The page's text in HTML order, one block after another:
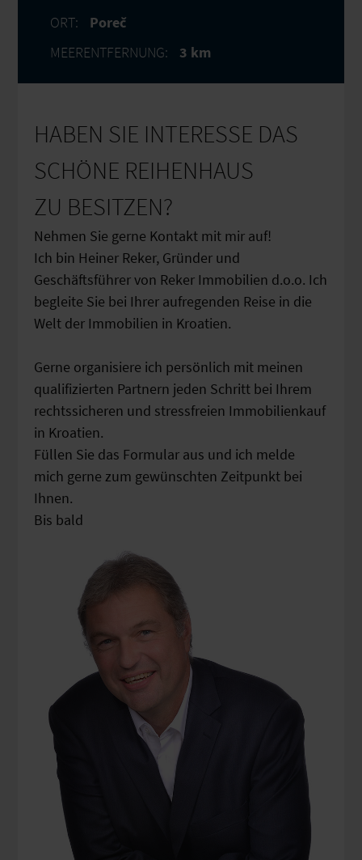
ORT:
Poreč
MEERENTFERNUNG:
3 km
HABEN SIE INTERESSE DAS
SCHÖNE REIHENHAUS
ZU BESITZEN?
Nehmen Sie gerne Kontakt mit mir auf!
Ich bin Heiner Reker, Gründer und
Geschäftsführer von Reker Immobilien d.o.o. Ich
begleite Sie bei Ihrer aufregenden Reise in die
Welt der Immobilien in Kroatien.
Gerne organisiere ich persönlich mit meinen
qualifizierten Partnern jeden Schritt bei Ihrem
rechtssicheren und stressfreien Immobilienkauf
in Kroatien.
Füllen Sie das Formular aus und ich melde
mich gerne zum gewünschten Zeitpunkt bei
Ihnen.
Bis bald